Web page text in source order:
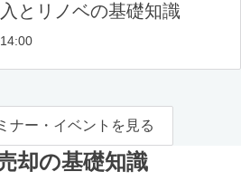
とリノベの基礎知識
ナー・イベントを見る
却の基礎知識